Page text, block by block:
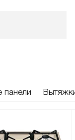
панели